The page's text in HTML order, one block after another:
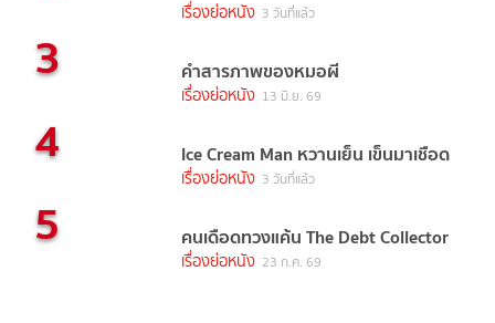
เรื่องย่อหนัง 3 วันที่แล้ว
3 คำสารภาพของหมอผี
เรื่องย่อหนัง 13 มิ.ย. 69
4 Ice Cream Man หวานเย็น เข็นมาเชือด
เรื่องย่อหนัง 3 วันที่แล้ว
5 คนเดือดทวงแค้น The Debt Collector
เรื่องย่อหนัง 23 ก.ค. 69